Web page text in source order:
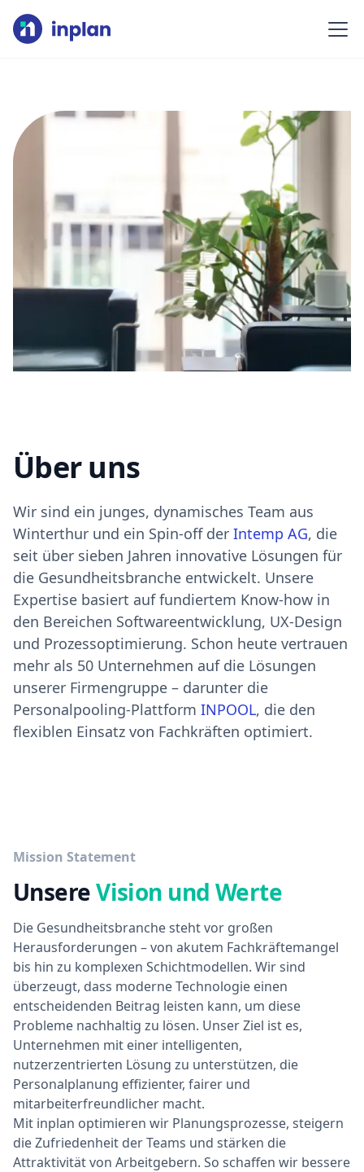
Über uns
Wir sind ein junges, dynamisches Team aus
Winterthur und ein Spin-off der Intemp AG, die
seit über sieben Jahren innovative Lösungen für
die Gesundheitsbranche entwickelt. Unsere
Expertise basiert auf fundiertem Know-how in
den Bereichen Softwareentwicklung, UX-Design
und Prozessoptimierung. Schon heute vertrauen
mehr als 50 Unternehmen auf die Lösungen
unserer Firmengruppe – darunter die
Personalpooling-Plattform INPOOL, die den
flexiblen Einsatz von Fachkräften optimiert.
Mission Statement
UnsereVision und Werte
Die Gesundheitsbranche steht vor großen
Herausforderungen – von akutem Fachkräftemangel
bis hin zu komplexen Schichtmodellen. Wir sind
überzeugt, dass moderne Technologie einen
entscheidenden Beitrag leisten kann, um diese
Probleme nachhaltig zu lösen. Unser Ziel ist es,
Unternehmen mit einer intelligenten,
nutzerzentrierten Lösung zu unterstützen, die
Personalplanung effizienter, fairer und
mitarbeiterfreundlicher macht.
Mit inplan optimieren wir Planungsprozesse, steigern
die Zufriedenheit der Teams und stärken die
Attraktivität von Arbeitgebern. So schaffen wir bessere